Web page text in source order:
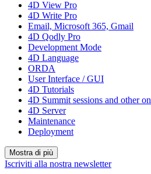
4D View Pro
4D Write Pro
Email, Microsoft 365, Gmail
4D Qodly Pro
Development Mode
4D Language
ORDA
User Interface / GUI
4D Tutorials
4D Summit sessions and other
4D Server
Maintenance
Deployment
Mostra di più
Iscriviti alla nostra newsletter